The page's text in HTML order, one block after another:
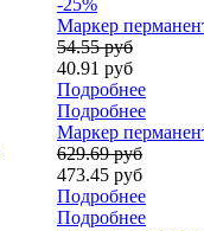
-25%
Маркер
54.55 руб
40.91 руб
Подробнее
Подробнее
Маркер
629.69 руб
473.45 руб
Подробнее
Подробнее